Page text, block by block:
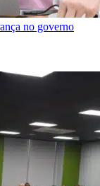
no governo